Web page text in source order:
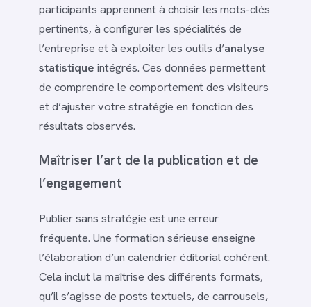
participants apprennent à choisir les mots-clés
pertinents, à configurer les spécialités de
l’entreprise et à exploiter les outils d’analyse
statistique intégrés. Ces données permettent
de comprendre le comportement des visiteurs
et d’ajuster votre stratégie en fonction des
résultats observés.
Maîtriser l’art de la publication et de
l’engagement
Publier sans stratégie est une erreur
fréquente. Une formation sérieuse enseigne
l’élaboration d’un calendrier éditorial cohérent.
Cela inclut la maîtrise des différents formats,
qu’il s’agisse de posts textuels, de carrousels,